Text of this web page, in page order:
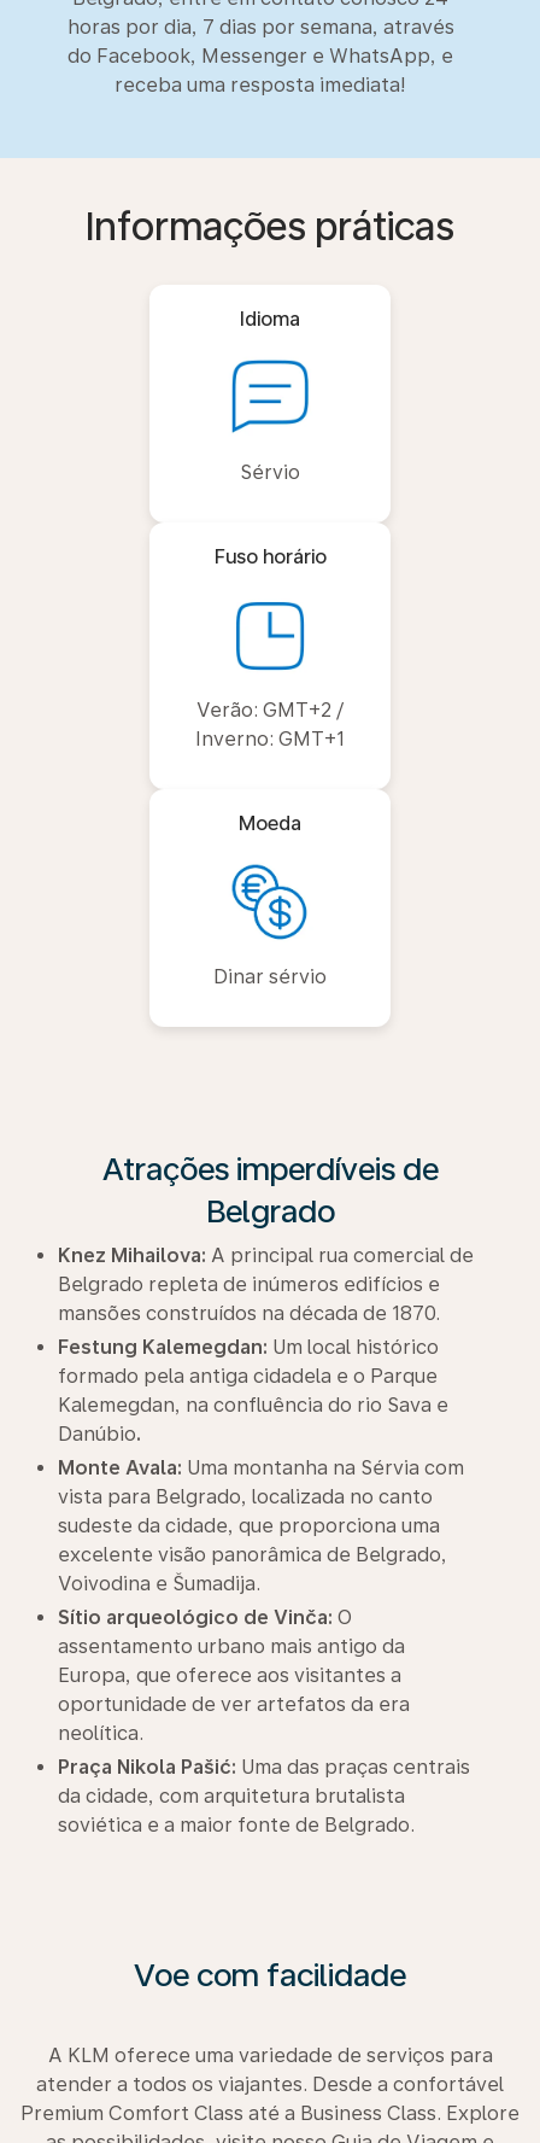
horas por dia, 7 dias por semana, através
do Facebook, Messenger e WhatsApp, e
receba uma resposta imediata!
Informações práticas
Idioma
Sérvio
Fuso horário
Verão: GMT+2 /
Inverno: GMT+1
Moeda
Dinar sérvio
Atrações imperdíveis de
Belgrado
Knez Mihailova: A principal rua comercial de
Belgrado repleta de inúmeros edifícios e
mansões construídos na década de 1870.
Festung Kalemegdan: Um local histórico
formado pela antiga cidadela e o Parque
Kalemegdan, na confluência do rio Sava e
Danúbio.
Monte Avala: Uma montanha na Sérvia com
vista para Belgrado, localizada no canto
sudeste da cidade, que proporciona uma
excelente visão panorâmica de Belgrado,
Voivodina e Šumadija.
Sítio arqueológico de Vinča: O
assentamento urbano mais antigo da
Europa, que oferece aos visitantes a
oportunidade de ver artefatos da era
neolítica.
Praça Nikola Pašić: Uma das praças centrais
da cidade, com arquitetura brutalista
soviética e a maior fonte de Belgrado.
Voe com facilidade
A KLM oferece uma variedade de serviços para
atender a todos os viajantes. Desde a confortável
Premium Comfort Class até a Business Class. Explore